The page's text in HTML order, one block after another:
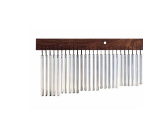
ドラム
キーボード